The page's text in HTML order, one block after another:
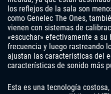
los reflejos de la sala son
como Genelec The Ones,
vienen con sistemas de
«escuchar» efectivamente a
frecuencia y luego rastreando
ajustan las características del
características de sonido más
Esta es una tecnología